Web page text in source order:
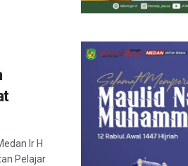
Ir H
Pelajar